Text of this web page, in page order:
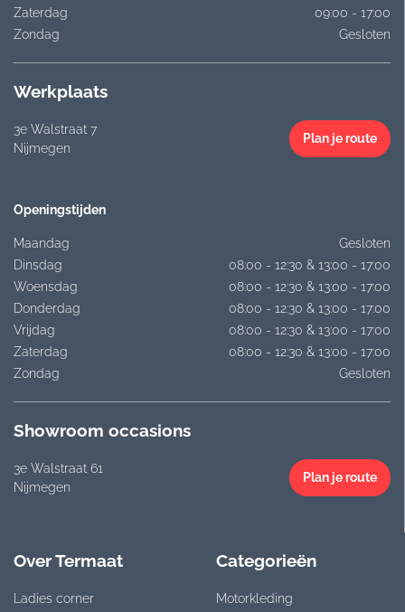
Zaterdag
09:00 - 17:00
Zondag
Gesloten
Werkplaats
3e Walstraat 7
Nijmegen
Plan je route
Openingstijden
Maandag
Gesloten
Dinsdag
08:00 - 12:30 & 13:00 - 17:00
Woensdag
08:00 - 12:30 & 13:00 - 17:00
Donderdag
08:00 - 12:30 & 13:00 - 17:00
Vrijdag
08:00 - 12:30 & 13:00 - 17:00
Zaterdag
08:00 - 12:30 & 13:00 - 17:00
Zondag
Gesloten
Showroom occasions
3e Walstraat 61
Nijmegen
Plan je route
Over Termaat
Ladies corner
Categorieën
Motorkleding